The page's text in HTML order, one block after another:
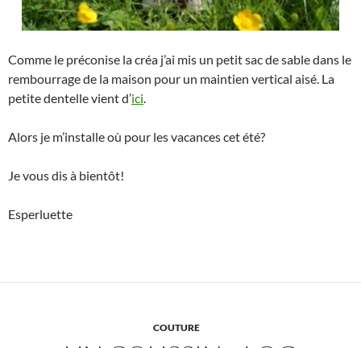
Comme le préconise la créa j’ai mis un petit sac de sable dans le
rembourrage de la maison pour un maintien vertical aisé. La
petite dentelle vient d’ici.
Alors je m’installe où pour les vacances cet été?
Je vous dis à bientôt!
Esperluette
COUTURE